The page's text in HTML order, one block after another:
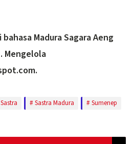
Madura Sagara Aeng
Mengelola
Sastra Sastra Madura
Sumenep